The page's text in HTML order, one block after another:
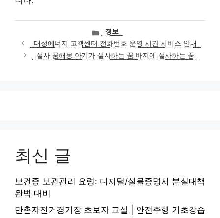
카
테
고
리
정보
대성에너지 고객센터 전화번호 운영 시간 서비스 안내
설사 꿈해몽 아기가 설사하는 꿈 바지에 설사하는 꿈
최신 글
보건증 보관관리 요령: 디지털/실물증명서 분실대책
완벽 대비
만촌자전거경기장 초보자 교실 | 안전주행 기초강습